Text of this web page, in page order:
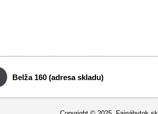
Belža 160 (adresa skladu)